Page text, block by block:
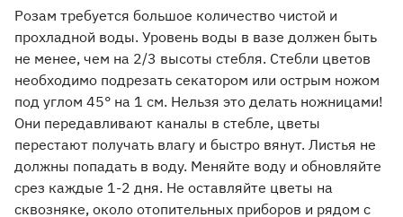
Розам требуется большое количество чистой и
прохладной воды. Уровень воды в вазе должен быть
не менее, чем на 2/3 высоты стебля. Стебли цветов
необходимо подрезать секатором или острым ножом
под углом 45° на 1 см. Нельзя это делать ножницами!
Они передавливают каналы в стебле, цветы
перестают получать влагу и быстро вянут. Листья не
должны попадать в воду. Меняйте воду и обновляйте
срез каждые 1-2 дня. Не оставляйте цветы на
сквозняке, около отопительных приборов и рядом с